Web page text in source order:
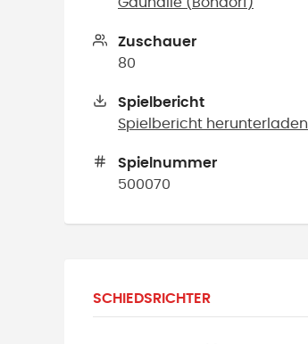
Zuschauer
80
Spielbericht
Spielbericht herunterladen
Spielnummer
500070
SCHIEDSRICHTER